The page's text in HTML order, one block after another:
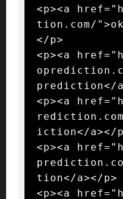
<p><a
tion.com/
</p>
<p><a
prediction</
<p><a
iction</a></
<p><a
tion</a></p>
<p><a